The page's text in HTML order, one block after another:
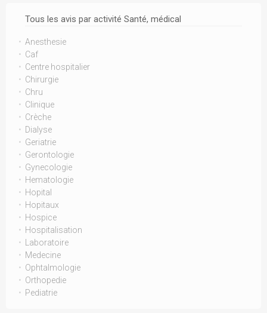
Tous les avis par activité Santé, médical
Anesthesie
Caf
Centre hospitalier
Chirurgie
Chru
Clinique
Crèche
Dialyse
Geriatrie
Gerontologie
Gynecologie
Hematologie
Hopital
Hopitaux
Hospice
Hospitalisation
Laboratoire
Medecine
Ophtalmologie
Orthopedie
Pediatrie